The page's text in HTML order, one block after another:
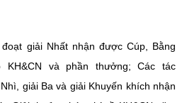
giải Nhất nhận được Cúp, Bằng
và phần thưởng; Các tác
giải Ba và giải Khuyến khích nhận